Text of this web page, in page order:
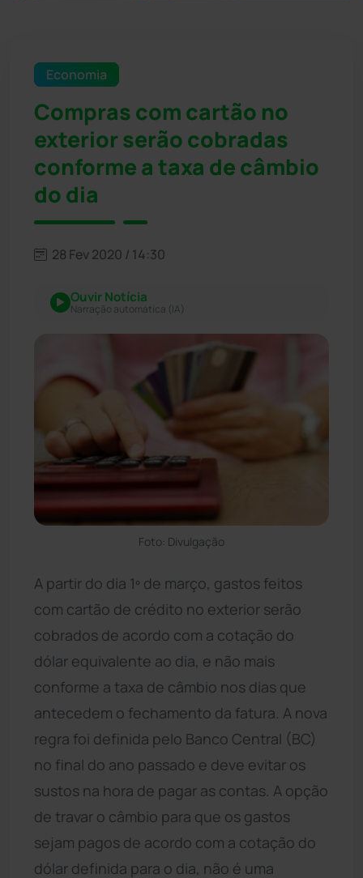
Economia
Compras com cartão no
exterior serão cobradas
conforme a taxa de câmbio
do dia
28 Fev 2020 / 14:30
Ouvir Notícia
Narração automática (IA)
Foto: Divulgação
A partir do dia 1º de março, gastos feitos
com cartão de crédito no exterior serão
cobrados de acordo com a cotação do
dólar equivalente ao dia, e não mais
conforme a taxa de câmbio nos dias que
antecedem o fechamento da fatura. A nova
regra foi definida pelo Banco Central (BC)
no final do ano passado e deve evitar os
sustos na hora de pagar as contas. A opção
de travar o câmbio para que os gastos
sejam pagos de acordo com a cotação do
dólar definida para o dia, não é uma